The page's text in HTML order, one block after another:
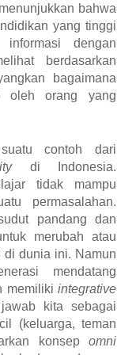
menunjukkan bahwa
yang tinggi
informasi
dengan
berdasarkan
bagaimana
oleh orang yang
suatu contoh
dari
di Indonesia.
tidak mampu
permasalahan.
pandang
dan
merubah
atau
di dunia ini. Namun
mendatang
memilikiintegrative
jawab kita
sebagai
(keluarga, teman
konsep
omni